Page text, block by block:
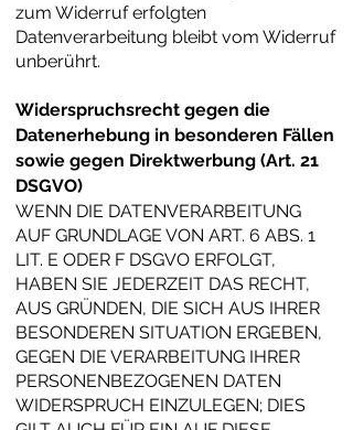
zum Widerruf erfolgten
Datenverarbeitung bleibt vom Widerruf
unberührt.
Widerspruchsrecht gegen die
Datenerhebung in besonderen Fällen
sowie gegen Direktwerbung (Art. 21
DSGVO)
WENN DIE DATENVERARBEITUNG
AUF GRUNDLAGE VON ART. 6 ABS. 1
LIT. E ODER F DSGVO ERFOLGT,
HABEN SIE JEDERZEIT DAS RECHT,
AUS GRÜNDEN, DIE SICH AUS IHRER
BESONDEREN SITUATION ERGEBEN,
GEGEN DIE VERARBEITUNG IHRER
PERSONENBEZOGENEN DATEN
WIDERSPRUCH EINZULEGEN; DIES